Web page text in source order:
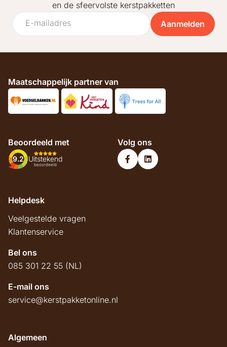
en de sfeervolste kerstpakketten
Aanmelden
Maatschappelijk partner van
Beoordeeld met
9.2 Uitstekend
beoordeeld
Volg ons
Helpdesk
Veelgestelde vragen
Klantenservice
Bel ons
085 301 22 55 (NL)
E-mail ons
service@kerstpakketonline.nl
Algemeen